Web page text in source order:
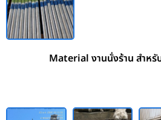
Material งานนั่งร้าน สำหรั